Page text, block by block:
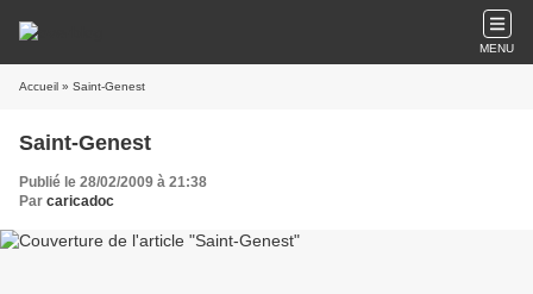
MENU
Accueil » Saint-Genest
Saint-Genest
Publié le 28/02/2009 à 21:38
Par caricadoc